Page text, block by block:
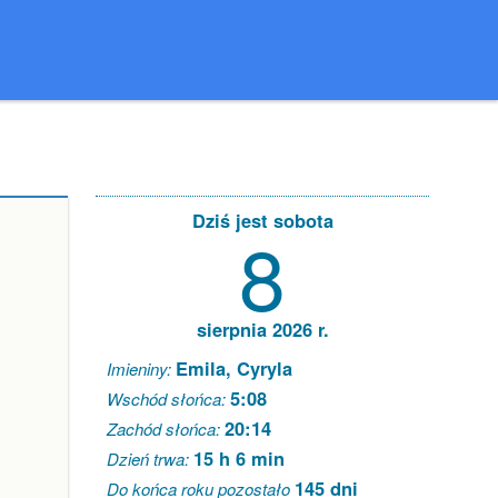
Dziś jest sobota
8
sierpnia 2026 r.
Imieniny: Emila, Cyryla
Wschód słońca:5:08
Zachód słońca:20:14
Dzień trwa: 15 h 6 min
Do końca roku pozostało 145 dni